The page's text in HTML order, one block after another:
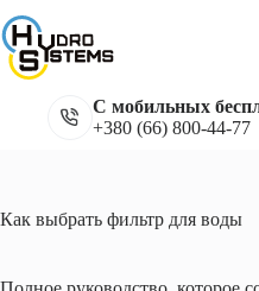
к
сути
С мобильных
+380 (66) 800-44-77
Как выбрать фильтр для воды